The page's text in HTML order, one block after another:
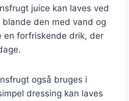
juice kan laves ved
den med vand og
en forfriskende drik, der
også bruges i
dressing kan laves